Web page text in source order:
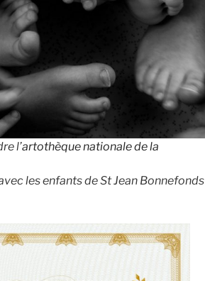
l’artothèque nationale de la
les enfants de St Jean Bonnefonds